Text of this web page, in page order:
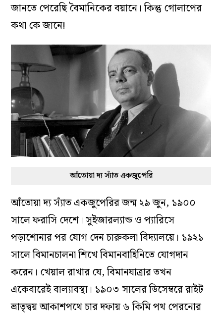
জানতে পেরেছি বৈমানিকের বয়ানে। কিন্তু গোলাপের
কথা কে জানে!
আঁতোয়া দ্য স্যাঁত একজুপেরি
আঁতোয়া দ্য স্যাঁত একজুপেরির জন্ম ২৯ জুন, ১৯০০
সালে ফরাসি দেশে। সুইজারল্যান্ড ও প্যারিসে
পড়াশোনার পর যোগ দেন চারুকলা বিদ্যালয়ে। ১৯২১
সালে বিমানচালনা শিখে বিমানবাহিনিতে যোগদান
করেন। খেয়াল রাখার যে, বিমানযাত্রার তখন
একেবারেই বাল্যাবস্থা। ১৯০৩ সালের ডিসেম্বরে রাইট
ভ্রাতৃদ্বয় আকাশপথে চার দফায় ৬ কিমি পথ পেরনোর